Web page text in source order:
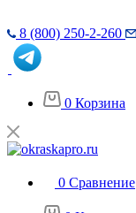
8 (800) 250-2-260
0 Корзина
0 Сравнение